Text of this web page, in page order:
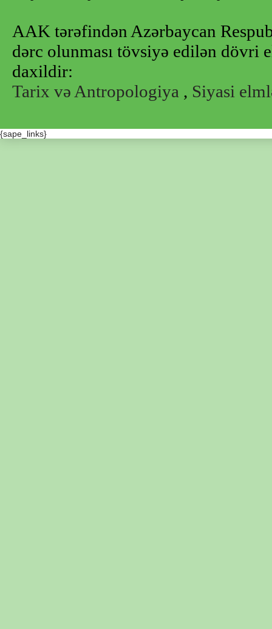
AAK tərəfindən Azərbaycan
dərc olunması tövsiyə edilən dövri
daxildir:
Tarix və Antropologiya , Siyasi
{sape_links}